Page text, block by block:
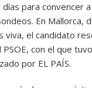
para convencer
En Mallorca,
viva, el candidato
con el que
por EL PAÍS.